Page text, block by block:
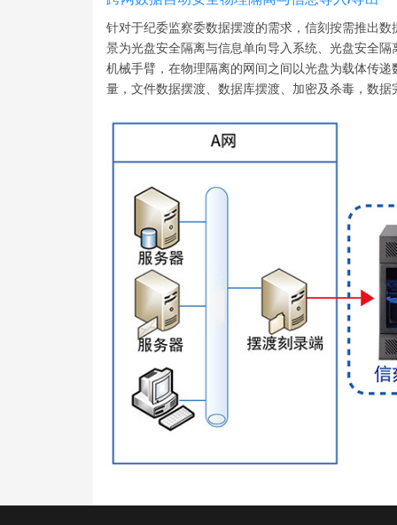
针对于纪委监察委数据摆渡的需求，信刻按需推出
景为光盘安全隔离与信息单向导入系统、光盘安全
机械手臂，在物理隔离的网间之间以光盘为载体传
量，文件数据摆渡、数据库摆渡、加密及杀毒，数